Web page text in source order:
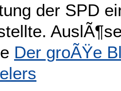
der SPD
Der groÃŸe